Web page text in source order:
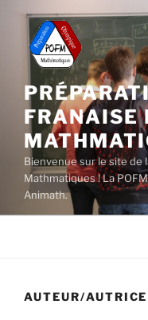
contenu
principal
FRANAISE
Bienvenue sur le site de
Mathmatiques ! La
Animath.
AUTEUR/